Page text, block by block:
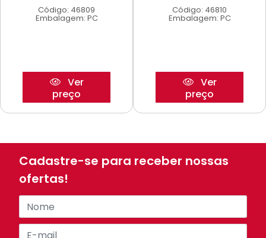
Código: 46809
Embalagem: PC
Ver
preço
Código: 46810
Embalagem: PC
Ver
preço
Cadastre-se para receber nossas
ofertas!